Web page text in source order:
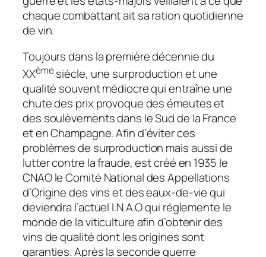
chaque combattant ait sa ration quotidienne
de vin.
Toujours dans la première décennie du
XXèmesiècle, une surproduction et une
qualité souvent médiocre qui entraîne une
chute des prix provoque des émeutes et
des soulèvements dans le Sud de la France
et en Champagne. Afin d’éviter ces
problèmes de surproduction mais aussi de
lutter contre la fraude, est créé en 1935 le
CNAO le Comité National des Appellations
d’Origine des vins et des eaux-de-vie qui
deviendra l’actuel I.N.A.O qui réglemente le
monde de la viticulture afin d’obtenir des
vins de qualité dont les origines sont
garanties. Après la seconde guerre